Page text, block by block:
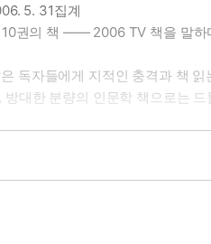
5. 31집계
10권의 책 ―― 2006 TV 책을 말하
독자들에게 지적인 충격과 책
대한 분량의 인문학 책으로는
30년이 넘는 세월 동안 독학하